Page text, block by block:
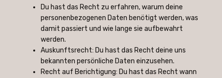
Du hast das Recht zu erfahren, warum deine
personenbezogenen Daten benötigt werden, was
damit passiert und wie lange sie aufbewahrt
werden.
Auskunftsrecht: Du hast das Recht deine uns
bekannten persönliche Daten einzusehen.
Recht auf Berichtigung: Du hast das Recht wann